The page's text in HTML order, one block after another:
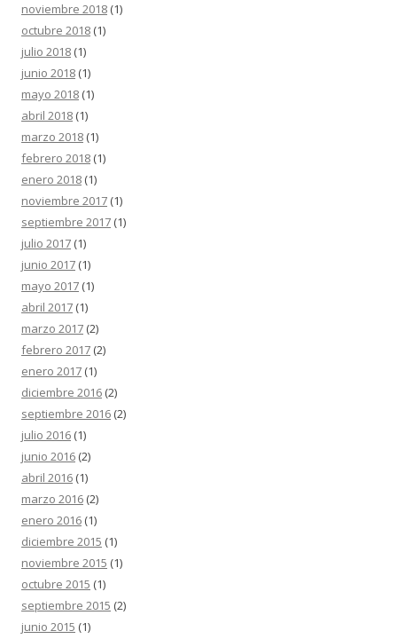
noviembre 2018 (1)
octubre 2018 (1)
julio 2018 (1)
junio 2018 (1)
mayo 2018 (1)
abril 2018 (1)
marzo 2018 (1)
febrero 2018 (1)
enero 2018 (1)
noviembre 2017 (1)
septiembre 2017 (1)
julio 2017 (1)
junio 2017 (1)
mayo 2017 (1)
abril 2017 (1)
marzo 2017 (2)
febrero 2017 (2)
enero 2017 (1)
diciembre 2016 (2)
septiembre 2016 (2)
julio 2016 (1)
junio 2016 (2)
abril 2016 (1)
marzo 2016 (2)
enero 2016 (1)
diciembre 2015 (1)
noviembre 2015 (1)
octubre 2015 (1)
septiembre 2015 (2)
junio 2015 (1)